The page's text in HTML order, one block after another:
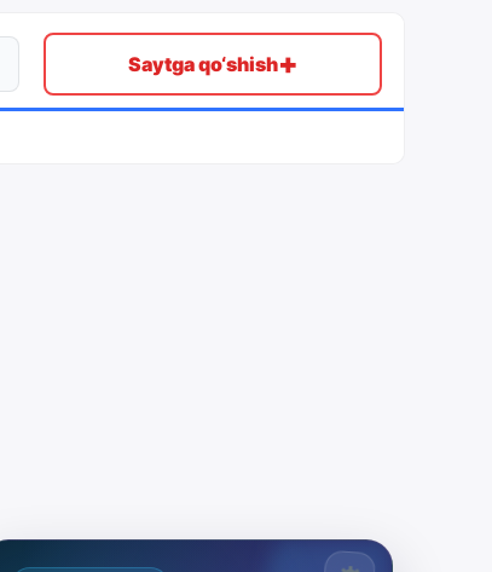
Saytga qo‘shish+